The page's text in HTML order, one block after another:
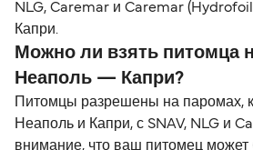
NLG, Caremar и Caremar
Капри.
Можно ли взять питомца
Неаполь — Капри?
Питомцы разрешены на паромах,
Неаполь и Капри, с SNAV, NLG и
внимание, что ваш питомец может